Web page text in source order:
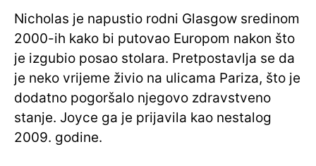
Nicholas je napustio rodni Glasgow sredinom
2000-ih kako bi putovao Europom nakon što
je izgubio posao stolara. Pretpostavlja se da
je neko vrijeme živio na ulicama Pariza, što je
dodatno pogoršalo njegovo zdravstveno
stanje. Joyce ga je prijavila kao nestalog
2009. godine.